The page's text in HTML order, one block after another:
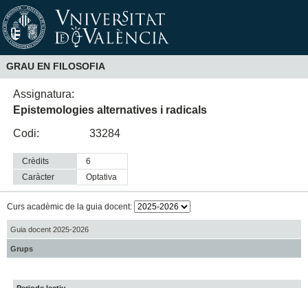
GRAU EN FILOSOFIA
Assignatura:
Epistemologies alternatives i radicals
Codi:
33284
Crèdits
6
Caràcter
optativa
Curs acadèmic de la guia docent:
Guia docent 2025-2026
Grups